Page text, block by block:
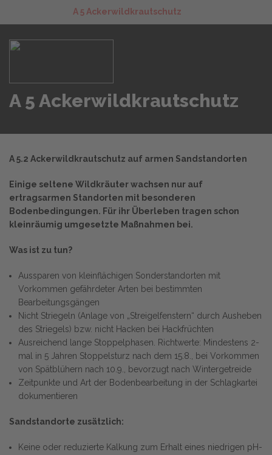
A 5 Ackerwildkrautschutz
A 5 Ackerwildkrautschutz
A 5.2 Ackerwildkrautschutz auf armen Sandstandorten
Einige seltene Wildkräuter wachsen nur auf
ertragsarmen Standorten mit besonderen
Bodenbedingungen. Für ihr Überleben tragen schon
kleinräumig umgesetzte Maßnahmen bei.
Was ist zu tun?
Aussparen von kleinflächigen Sonderstandorten mit
Vorkommen gefährdeter Arten bei bestimmten
Bearbeitungsgängen
Nicht Striegeln (Anlage von „Streigelfenstern“ durch Ausheben
des Striegels) bzw. nicht Hacken bei Hackfrüchten
Ausreichend lange Stoppelphasen. Richtwerte: Mindestens 2-
mal in 5 Jahren Stoppelsturz nach dem 15.8., bei Vorkommen
von Spätblühern nach 10.9., bevorzugt nach Wintergetreide
Zeitpunkte und Art der Bodenbearbeitung in der Schlagkartei
dokumentieren
Sandstandorte zusätzlich:
Keine oder reduzierte Kalkung zum Erhalt eines niedrigen pH-